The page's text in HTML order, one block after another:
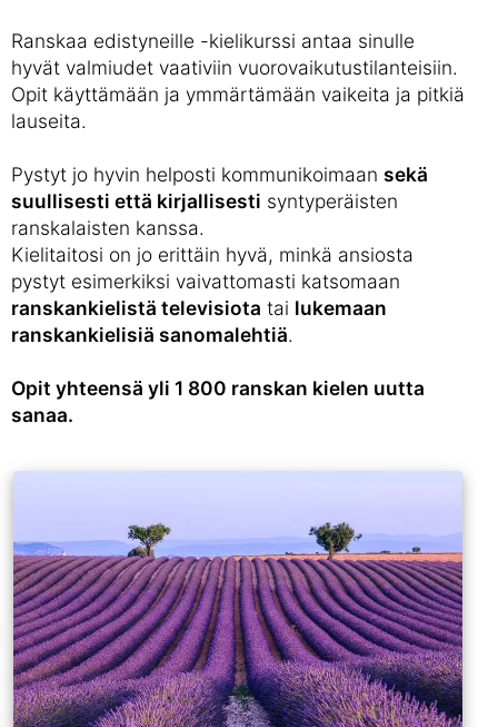
Ranskaa edistyneille -kielikurssi antaa sinulle
hyvät valmiudet vaativiin vuorovaikutustilanteisiin.
Opit käyttämään ja ymmärtämään vaikeita ja pitkiä
lauseita.
Pystyt jo hyvin helposti kommunikoimaan sekä
suullisesti että kirjallisesti syntyperäisten
ranskalaisten kanssa.
Kielitaitosi on jo erittäin hyvä, minkä ansiosta
pystyt esimerkiksi vaivattomasti katsomaan
ranskankielistä televisiota tai lukemaan
ranskankielisiä sanomalehtiä.
Opit yhteensä yli 1 800 ranskan kielen uutta
sanaa.